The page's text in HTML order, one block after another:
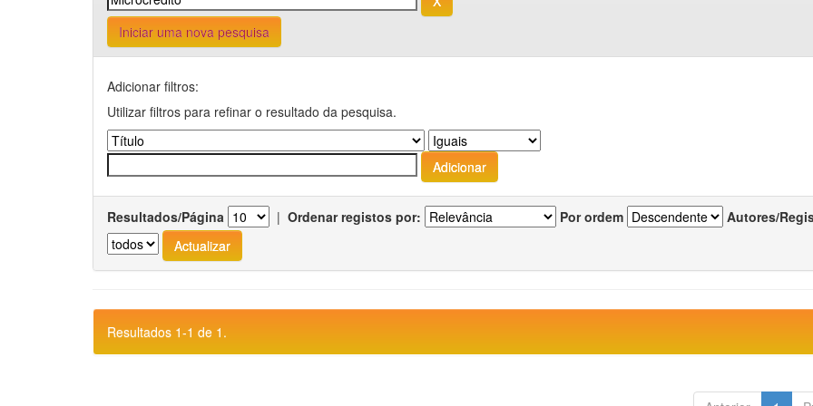
Iniciar uma nova pesquisa
Adicionar filtros:
Utilizar filtros para refinar o resultado da pesquisa.
Resultados/Página | Ordenar registos por: Por ordem Autores/
Resultados 1-1 de 1.